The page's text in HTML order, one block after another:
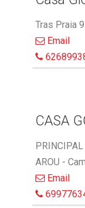
Tras Praia
Email
CASA
AROU -
Email